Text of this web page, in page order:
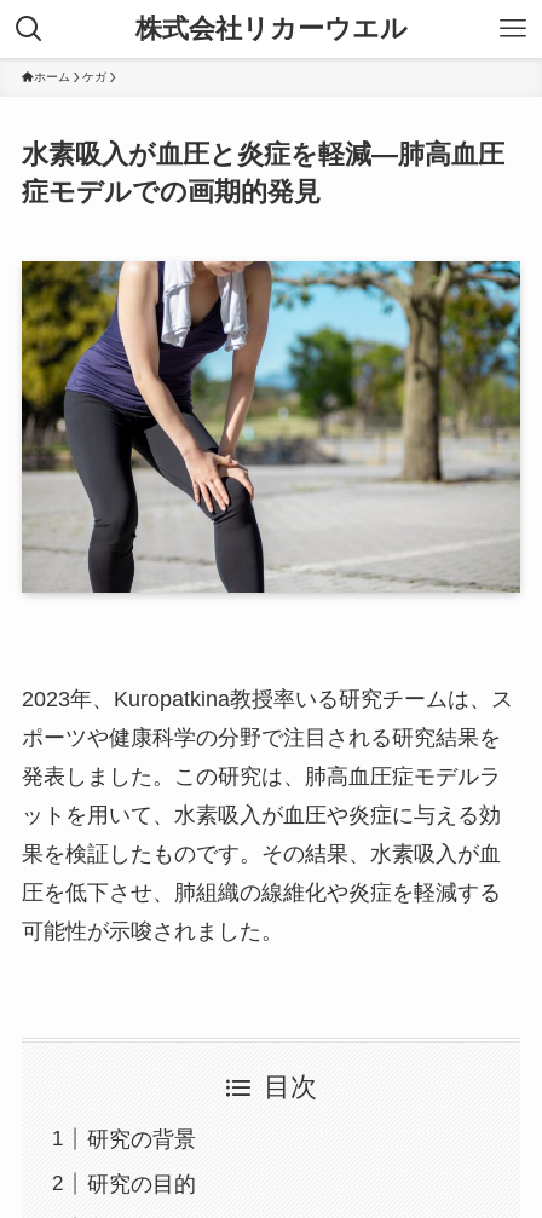
株式会社リカーウエル
ホーム ケガ
水素吸入が血圧と炎症を軽減—肺高血圧
症モデルでの画期的発見
2023年、Kuropatkina教授率いる研究チームは、ス
ポーツや健康科学の分野で注目される研究結果を
発表しました。この研究は、肺高血圧症モデルラ
ットを用いて、水素吸入が血圧や炎症に与える効
果を検証したものです。その結果、水素吸入が血
圧を低下させ、肺組織の線維化や炎症を軽減する
可能性が示唆されました。
目次
研究の背景
研究の目的